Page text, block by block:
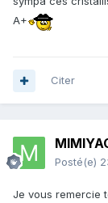
A+
Citer
Posté(e)
Je vous remercie